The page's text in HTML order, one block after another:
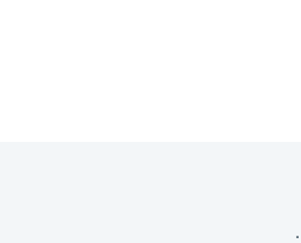
.